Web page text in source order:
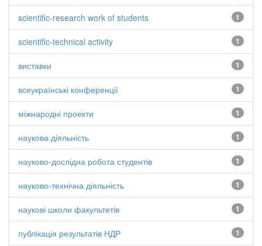
1
scientific-research work of students
1
scientific-technical activity
1
виставки
1
всеукраїнські конференції
1
міжнародні проекти
1
наукова діяльність
1
науково-дослідна робота студентів
1
науково-технічна діяльність
1
наукові школи факультетів
1
публікація результатів НДР